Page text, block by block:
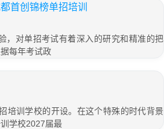
首创锦榜单招培训
，对单招考试有着深入的研究和精准的把
每年考试政
培训学校的开设。在这个特殊的时代背景
学校2027届最